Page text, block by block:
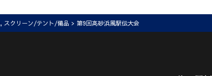
, スクリーン/テント/備品 > 第9回高砂浜風駅伝大会